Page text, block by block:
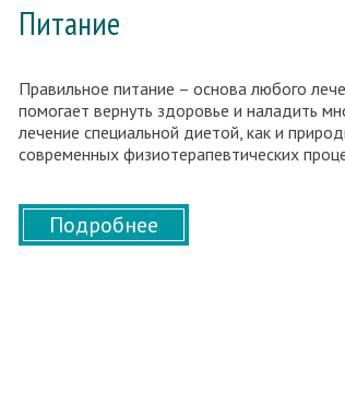
Питание
Правильное питание – основа любого
помогает вернуть здоровье и наладить
лечение специальной диетой, как и
современных физиотерапевтических
Подробнее